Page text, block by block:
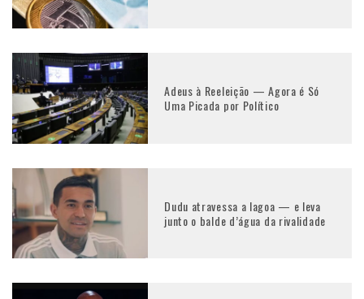
Adeus à Reeleição — Agora é Só
Uma Picada por Político
Dudu atravessa a lagoa — e leva
junto o balde d’água da rivalidade